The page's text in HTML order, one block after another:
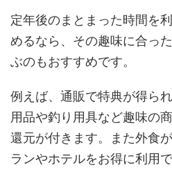
定年後のまとまった時間を
めるなら、その趣味に合っ
ぶのもおすすめです。
例えば、通販で特典が得ら
用品や釣り用具など趣味の
還元が付きます。また外食
ランやホテルをお得に利用